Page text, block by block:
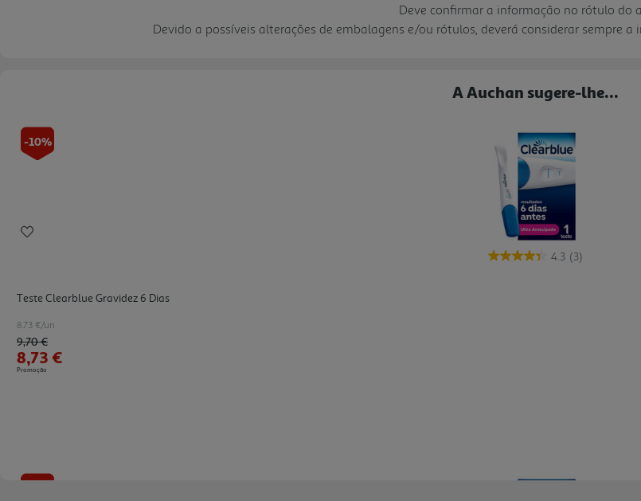
Deve confirmar a informação no rótulo do
Devido a possíveis alterações de embalagens e/ou rótulos, deverá considerar sempre
A Auchan sugere-lhe...
-10%
4.3 (3)
Teste Clearblue Gravidez 6 Dias
8.73 €/un
Price reduced from
9,70 €to
8,73 €
Promoção